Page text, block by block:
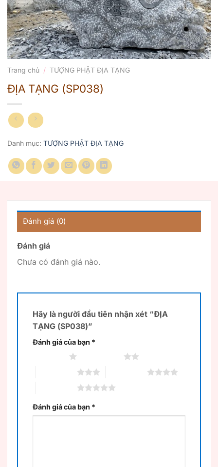
Trang chủ / TƯỢNG PHẬT ĐỊA TẠNG
ĐỊA TẠNG (SP038)
Danh mục: TƯỢNG PHẬT ĐỊA TẠNG
Đánh giá (0)
Đánh giá
Chưa có đánh giá nào.
Hãy là người đầu tiên nhận xét “ĐỊA
TẠNG (SP038)”
Đánh giá của bạn *
Đánh giá của bạn *